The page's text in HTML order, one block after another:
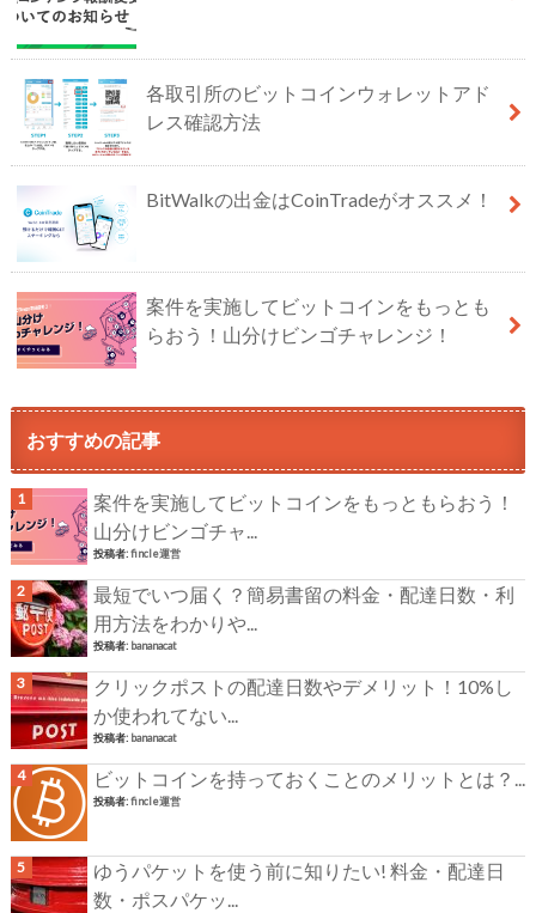
各取引所のビットコインウォレットアド
レス確認方法
BitWalkの出金はCoinTradeがオススメ！
案件を実施してビットコインをもっとも
らおう！山分けビンゴチャレンジ！
おすすめの記事
案件を実施してビットコインをもっともらおう！
山分けビンゴチャ...
投稿者:fincle運営
最短でいつ届く？簡易書留の料金・配達日数・利
用方法をわかりや...
投稿者: bananacat
クリックポストの配達日数やデメリット！10%し
か使われてない...
投稿者: bananacat
ビットコインを持っておくことのメリットとは？...
投稿者:fincle運営
ゆうパケットを使う前に知りたい! 料金・配達日
数・ポスパケッ...